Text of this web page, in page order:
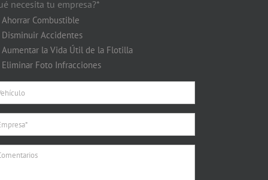
necesita tu empresa?*
Ahorrar Combustible
Disminuir Accidentes
Aumentar la Vida Útil de la Flotilla
Eliminar Foto Infracciones